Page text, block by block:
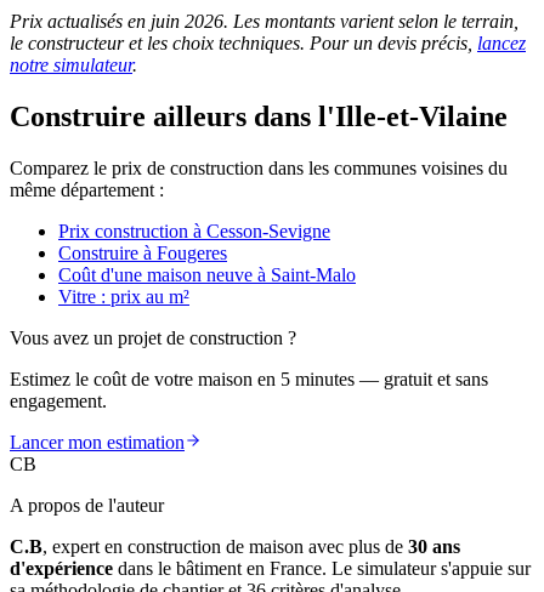
Prix actualisés en juin 2026. Les montants varient selon le terrain,
le constructeur et les choix techniques. Pour un devis précis, lancez
notre simulateur.
Construire ailleurs dans l'Ille-et-Vilaine
Comparez le prix de construction dans les communes voisines du
même département :
Prix construction à Cesson-Sevigne
Construire à Fougeres
Coût d'une maison neuve à Saint-Malo
Vitre : prix au m²
Vous avez un projet de construction ?
Estimez le coût de votre maison en 5 minutes — gratuit et sans
engagement.
Lancer mon estimation
CB
A propos de l'auteur
C.B, expert en construction de maison avec plus de 30 ans
d'expérience dans le bâtiment en France. Le simulateur s'appuie sur